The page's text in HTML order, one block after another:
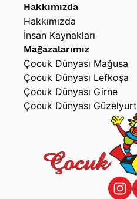
Hakkımızda
Hakkımızda
İnsan Kaynakları
Mağazalarımız
Çocuk Dünyası Mağusa
Çocuk Dünyası Lefkoşa
Çocuk Dünyası Girne
Çocuk Dünyası Güzelyurt